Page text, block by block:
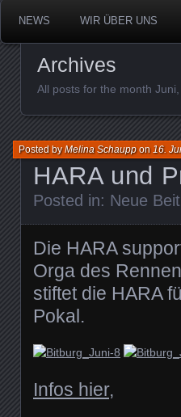
NEWS WIR ÜBER UNS
Archives
All posts for the month
HARA und
Posted byMelina Schauppon 16.
Posted in: Neue
Die HARA
Orga des
stiftet die HARA
Pokal.
Infos hier,